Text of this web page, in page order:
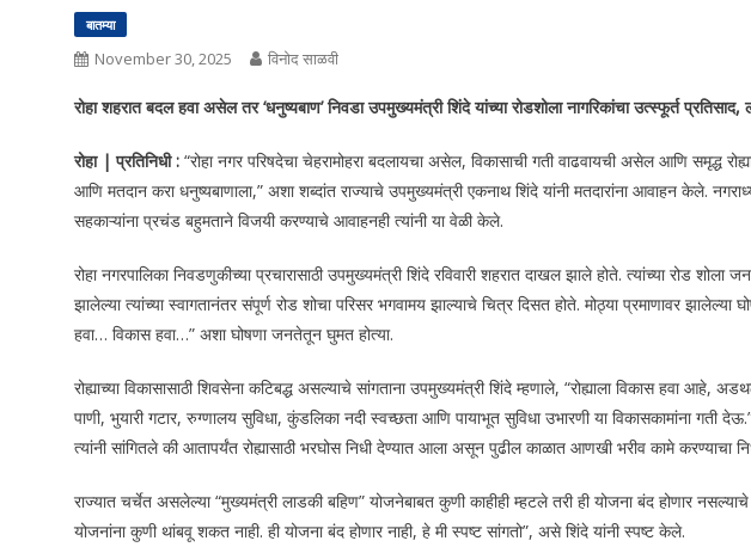
बातम्या
November 30, 2025 विनोद साळवी
रोहा शहरात बदल हवा असेल तर ‘धनुष्यबाण’ निवडा उपमुख्यमंत्री शिंदे यांच्या रोडशोला नागरिकांचा उत्स्फूर्त प्रतिसाद,
रोहा | प्रतिनिधी : “रोहा नगर परिषदेचा चेहरामोहरा बदलायचा असेल, विकासाची गती वाढवायची असेल आणि समृद्ध
आणि मतदान करा धनुष्यबाणाला,” अशा शब्दांत राज्याचे उपमुख्यमंत्री एकनाथ शिंदे यांनी मतदारांना आवाहन केले.
सहकाऱ्यांना प्रचंड बहुमताने विजयी करण्याचे आवाहनही त्यांनी या वेळी केले.
रोहा नगरपालिका निवडणुकीच्या प्रचारासाठी उपमुख्यमंत्री शिंदे रविवारी शहरात दाखल झाले होते. त्यांच्या रोड शोला
झालेल्या त्यांच्या स्वागतानंतर संपूर्ण रोड शोचा परिसर भगवामय झाल्याचे चित्र दिसत होते. मोठ्या प्रमाणावर झालेल्या
हवा… विकास हवा…” अशा घोषणा जनतेतून घुमत होत्या.
रोह्याच्या विकासासाठी शिवसेना कटिबद्ध असल्याचे सांगताना उपमुख्यमंत्री शिंदे म्हणाले, “रोह्याला विकास हवा आहे,
पाणी, भुयारी गटार, रुग्णालय सुविधा, कुंडलिका नदी स्वच्छता आणि पायाभूत सुविधा उभारणी या विकासकामांना गती
त्यांनी सांगितले की आतापर्यंत रोह्यासाठी भरघोस निधी देण्यात आला असून पुढील काळात आणखी भरीव कामे करण्याचा
राज्यात चर्चेत असलेल्या “मुख्यमंत्री लाडकी बहिण” योजनेबाबत कुणी काहीही म्हटले तरी ही योजना बंद होणार
योजनांना कुणी थांबवू शकत नाही. ही योजना बंद होणार नाही, हे मी स्पष्ट सांगतो”, असे शिंदे यांनी स्पष्ट केले.